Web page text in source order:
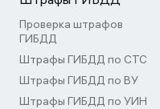
Проверка штрафов
ГИБДД
Штрафы ГИБДД по СТС
Штрафы ГИБДД по ВУ
Штрафы ГИБДД по УИН